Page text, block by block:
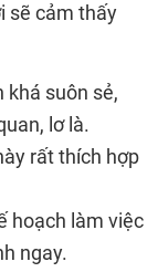
sẽ cảm thấy
khá suôn sẻ,
lơ là.
rất thích hợp
hoạch làm việc
ngay.